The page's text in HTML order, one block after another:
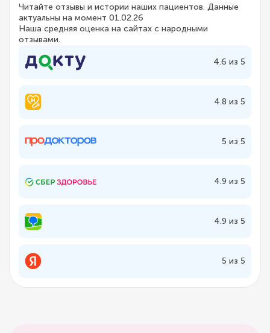
Читайте отзывы и истории наших пациентов. Данные
актуальны на момент 01.02.26
Наша средняя оценка на сайтах с народными
отзывами.
4.6 из 5
4.8 из 5
5 из 5
4.9 из 5
4.9 из 5
5 из 5